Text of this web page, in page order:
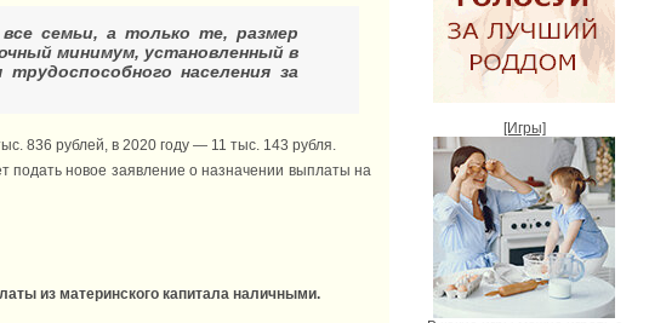
семьи, а только те, размер
минимум, установленный в
населения за
836 рублей, в 2020 году — 11 тыс. 143 рубля.
подать новое заявление о назначении выплаты на
из материнского капитала наличными.
[Игры]